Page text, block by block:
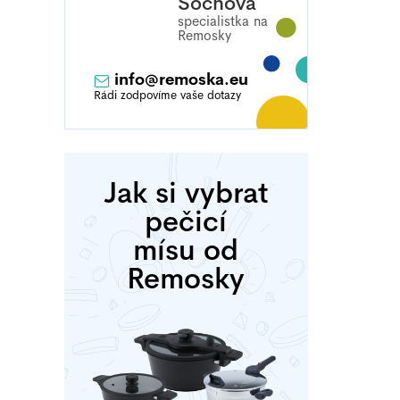
info@remoska.eu
Jak si vybrat
pečicí
mísu od
Remosky